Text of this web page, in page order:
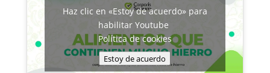
Haz clic en «Estoy de acuerdo» para
habilitar Youtube
Política de cookies
Estoy de acuerdo